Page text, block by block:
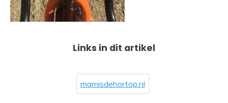
Links in dit artikel
mamisdehortop.nl